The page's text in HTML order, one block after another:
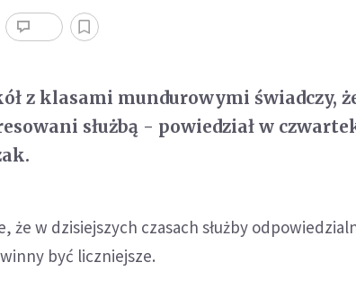
z klasami mundurowymi świadczy,
służbą - powiedział w
że w dzisiejszych czasach służby
być liczniejsze.